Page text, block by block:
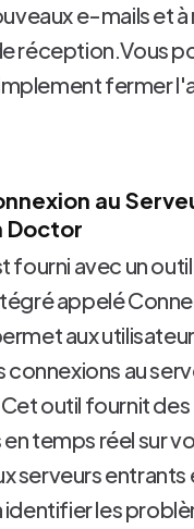
e-mails et
réception.Vous
fermer
au
Doctor
fourni avec un
appelé
aux
connexions au
outil fournit des
temps réel sur
serveurs
identifier les